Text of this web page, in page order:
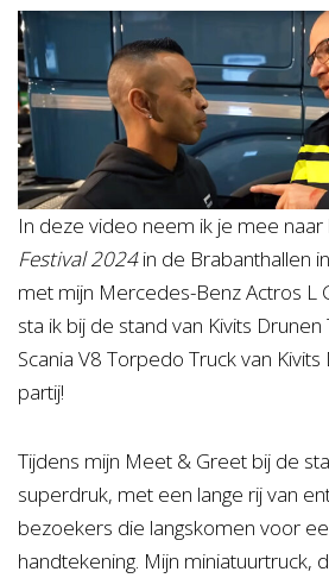
In deze video neem ik je mee naar
Festival 2024in de Brabanthallen
met mijn Mercedes-Benz Actros L
sta ik bij de stand van Kivits
Scania V8 Torpedo Truck van
partij!
Tijdens mijn Meet & Greet bij de
superdruk, met een lange rij van
bezoekers die langskomen voor
handtekening. Mijn miniatuurtruck,